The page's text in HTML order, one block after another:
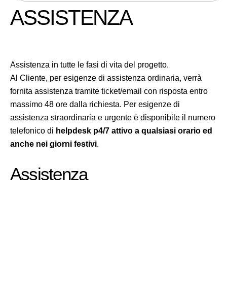
ASSISTENZA
Assistenza in tutte le fasi di vita del progetto.
Al Cliente, per esigenze di assistenza ordinaria, verrà
fornita assistenza tramite ticket/email con risposta entro
massimo 48 ore dalla richiesta. Per esigenze di
assistenza straordinaria e urgente è disponibile il numero
telefonico di helpdesk p4/7 attivo a qualsiasi orario ed
anche nei giorni festivi.
Assistenza